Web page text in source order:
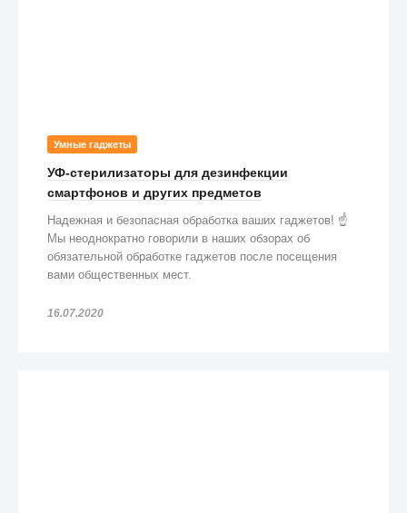
Умные гаджеты
УФ-стерилизаторы для дезинфекции
смартфонов и других предметов
Надежная и безопасная обработка ваших гаджетов! ☝️
Мы неоднократно говорили в наших обзорах об
обязательной обработке гаджетов после посещения
вами общественных мест.
16.07.2020